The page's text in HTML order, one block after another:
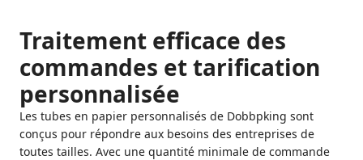
Traitement efficace des
commandes et tarification
personnalisée
Les tubes en papier personnalisés de Dobbpking sont
conçus pour répondre aux besoins des entreprises de
toutes tailles. Avec une quantité minimale de commande